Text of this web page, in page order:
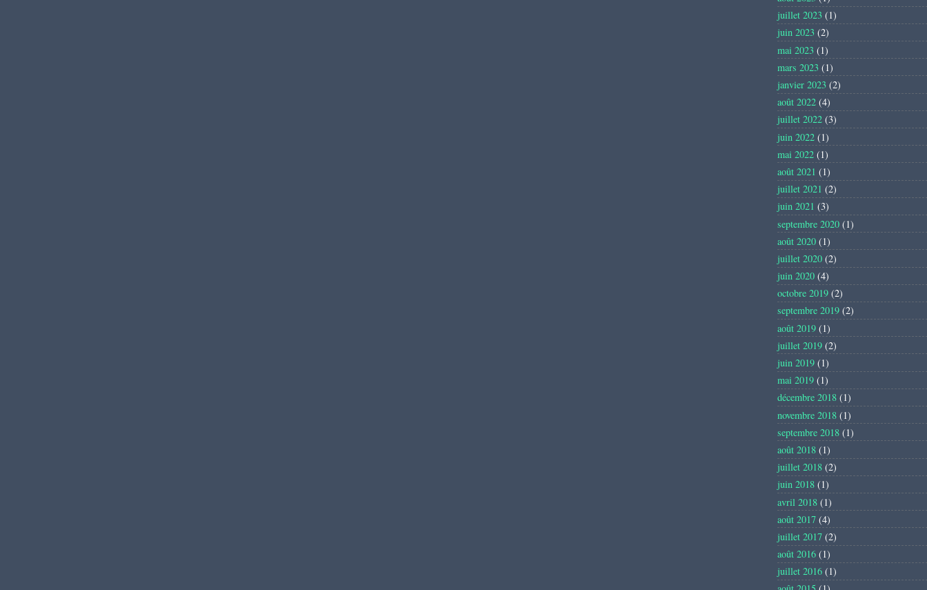
juillet 2023 (1)
juin 2023 (2)
mai 2023 (1)
mars 2023 (1)
janvier 2023 (2)
août 2022 (4)
juillet 2022 (3)
juin 2022 (1)
mai 2022 (1)
août 2021 (1)
juillet 2021 (2)
juin 2021 (3)
septembre 2020 (1)
août 2020 (1)
juillet 2020 (2)
juin 2020 (4)
octobre 2019 (2)
septembre 2019 (2)
août 2019 (1)
juillet 2019 (2)
juin 2019 (1)
mai 2019 (1)
décembre 2018 (1)
novembre 2018 (1)
septembre 2018 (1)
août 2018 (1)
juillet 2018 (2)
juin 2018 (1)
avril 2018 (1)
août 2017 (4)
juillet 2017 (2)
août 2016 (1)
juillet 2016 (1)